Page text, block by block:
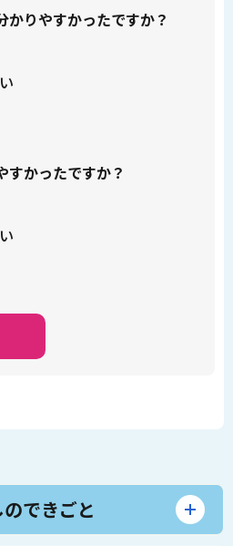
かりやすかったですか？
すかったですか？
できごと